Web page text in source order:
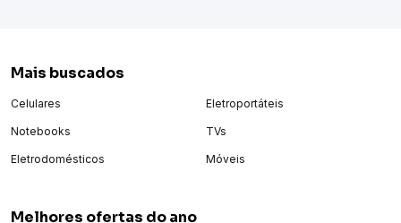
Mais buscados
Celulares
Notebooks
Eletrodomésticos
Eletroportáteis
TVs
Móveis
Melhores ofertas do ano